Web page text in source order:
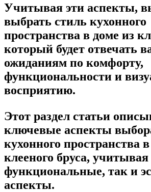
Учитывая эти аспекты,
выбрать стиль кухонного
пространства в доме из
который будет отвечать
ожиданиям по комфорту,
функциональности и
восприятию.
Этот раздел статьи
ключевые аспекты
кухонного пространства
клееного бруса,
функциональные, так и
аспекты.